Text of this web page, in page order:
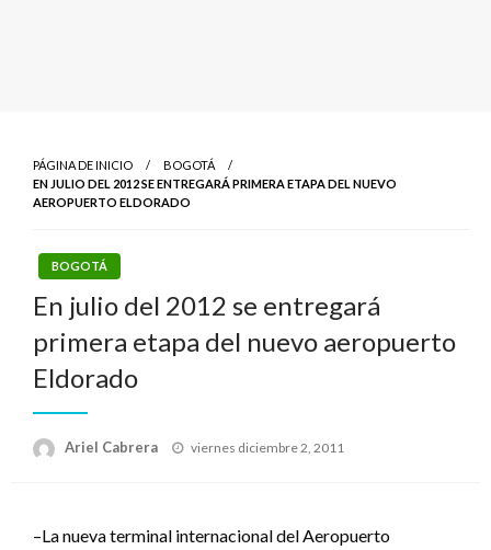
PÁGINA DE INICIO
BOGOTÁ
EN JULIO DEL 2012 SE ENTREGARÁ PRIMERA ETAPA DEL NUEVO
AEROPUERTO ELDORADO
BOGOTÁ
En julio del 2012 se entregará
primera etapa del nuevo aeropuerto
Eldorado
Ariel Cabrera
Publicado
viernes diciembre 2, 2011
–La nueva terminal internacional del Aeropuerto